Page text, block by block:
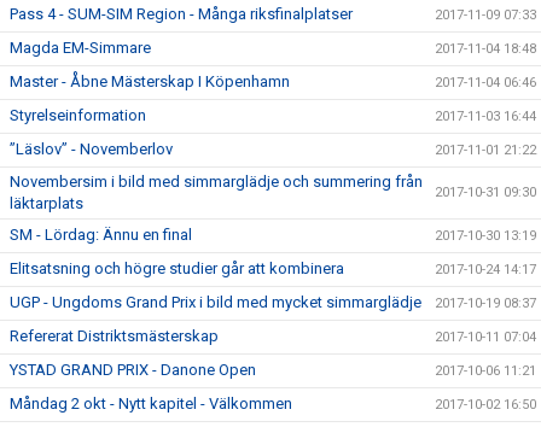
Pass 4 - SUM-SIM Region - Många riksfinalplatser 2017-11-09 07:33
Magda EM-Simmare 2017-11-04 18:48
Master - Åbne Mästerskap I Köpenhamn 2017-11-04 06:46
Styrelseinformation 2017-11-03 16:44
”Läslov” - Novemberlov 2017-11-01 21:22
Novembersim i bild med simmarglädje och summering från
läktarplats
2017-10-31 09:30
SM - Lördag: Ännu en final 2017-10-30 13:19
Elitsatsning och högre studier går att kombinera 2017-10-24 14:17
UGP - Ungdoms Grand Prix i bild med mycket simmarglädje 2017-10-19 08:37
Refererat Distriktsmästerskap 2017-10-11 07:04
YSTAD GRAND PRIX - Danone Open 2017-10-06 11:21
Måndag 2 okt - Nytt kapitel - Välkommen 2017-10-02 16:50